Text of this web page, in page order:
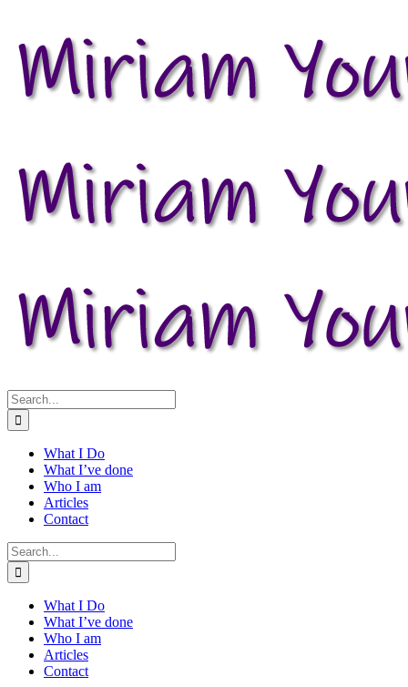
Search
for:
What I Do
What I’ve done
Who I am
Articles
Contact
Search
for:
What I Do
What I’ve done
Who I am
Articles
Contact